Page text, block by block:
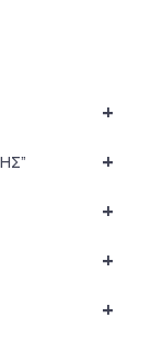
+
+
+
+
+